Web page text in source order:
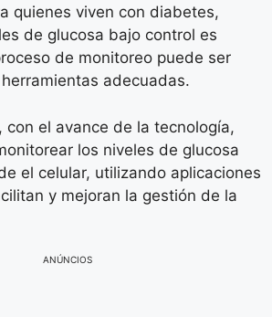
quienes viven con diabetes,
de glucosa bajo control es
de monitoreo puede ser
adecuadas.
el avance de la tecnología,
los niveles de glucosa
el celular, utilizando aplicaciones
y mejoran la gestión de la
ANÚNCIOS